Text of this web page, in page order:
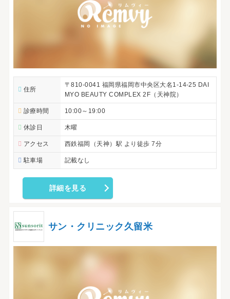
住所
〒810-0041 福岡県福岡市中央区大名1-14-25 DAI
MYO BEAUTY COMPLEX 2F（天神院）
診療時間 10:00～19:00
休診日 木曜
アクセス 西鉄福岡（天神）駅 より徒歩 7分
駐車場 記載なし
詳細を見る
サン・クリニック久留米